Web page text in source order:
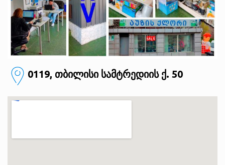
0119, თბილისი სამტრედიის ქ. 50